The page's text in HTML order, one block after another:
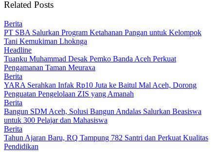
Related Posts
Berita
PT SBA Salurkan Program Ketahanan Pangan untuk Kelompok
Tani Kemukiman Lhoknga
Headline
Tuanku Muhammad Desak Pemko Banda Aceh Perkuat
Pengamanan Taman Meuraxa
Berita
YARA Serahkan Infak Rp10 Juta ke Baitul Mal Aceh, Dorong
Penguatan Pengelolaan ZIS yang Amanah
Berita
Bangun SDM Aceh, Solusi Bangun Andalas Salurkan Beasiswa
untuk 300 Pelajar dan Mahasiswa
Berita
Tahun Ajaran Baru, RQ Tampung 782 Santri dan Perkuat Kualitas
Pendidikan